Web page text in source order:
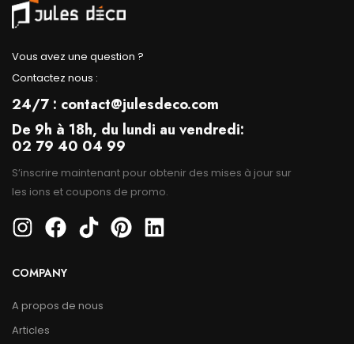
Vous avez une question ?
Contactez nous :
24/7 : contact@julesdeco.com
De 9h à 18h, du lundi au vendredi:
02 79 40 04 99
S’inscrire maintenant pour obtenir des mises à jour sur
les ions et coupons de promo.
COMPANY
A propos de nous
Articles